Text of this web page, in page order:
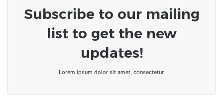
Subscribe to our mailing
list to get the new
updates!
Lorem ipsum dolor sit amet, consectetur.